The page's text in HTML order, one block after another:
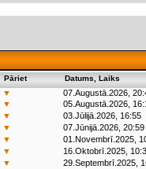
Pāriet Datums, Laiks
▼
07.Augustā.2026,
▼
05.Augustā.2026,
▼
03.Jūlijā.2026, 16:55
▼
07.Jūnijā.2026, 20:59
▼
01.Novembrī.2025,
▼
16.Oktobrī.2025,
▼
29.Septembrī.2025,